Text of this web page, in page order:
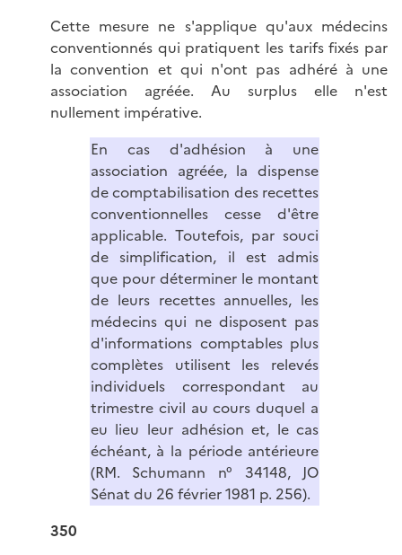
Cette mesure ne s'applique qu'aux médecins
conventionnés qui pratiquent les tarifs fixés par
la convention et qui n'ont pas adhéré à une
association agréée. Au surplus elle n'est
nullement impérative.
En cas d'adhésion à une
association agréée, la dispense
de comptabilisation des recettes
conventionnelles cesse d'être
applicable. Toutefois, par souci
de simplification, il est admis
que pour déterminer le montant
de leurs recettes annuelles, les
médecins qui ne disposent pas
d'informations comptables plus
complètes utilisent les relevés
individuels correspondant au
trimestre civil au cours duquel a
eu lieu leur adhésion et, le cas
échéant, à la période antérieure
(RM. Schumann n° 34148, JO
Sénat du 26 février 1981 p. 256).
350